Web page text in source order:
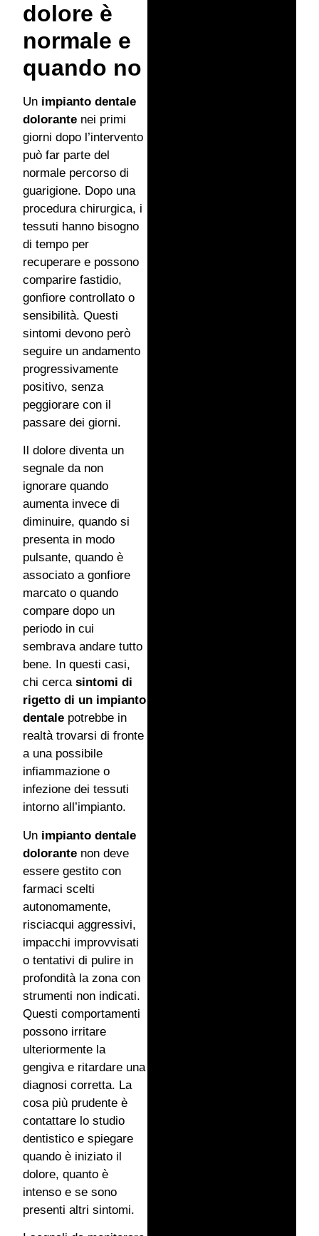
dolore è
normale e
quando no
Un impianto dentale
dolorante nei primi
giorni dopo l’intervento
può far parte del
normale percorso di
guarigione. Dopo una
procedura chirurgica, i
tessuti hanno bisogno
di tempo per
recuperare e possono
comparire fastidio,
gonfiore controllato o
sensibilità. Questi
sintomi devono però
seguire un andamento
progressivamente
positivo, senza
peggiorare con il
passare dei giorni.
Il dolore diventa un
segnale da non
ignorare quando
aumenta invece di
diminuire, quando si
presenta in modo
pulsante, quando è
associato a gonfiore
marcato o quando
compare dopo un
periodo in cui
sembrava andare tutto
bene. In questi casi,
chi cerca sintomi di
rigetto di un impianto
dentale potrebbe in
realtà trovarsi di fronte
a una possibile
infiammazione o
infezione dei tessuti
intorno all’impianto.
Un impianto dentale
dolorante non deve
essere gestito con
farmaci scelti
autonomamente,
risciacqui aggressivi,
impacchi improvvisati
o tentativi di pulire in
profondità la zona con
strumenti non indicati.
Questi comportamenti
possono irritare
ulteriormente la
gengiva e ritardare una
diagnosi corretta. La
cosa più prudente è
contattare lo studio
dentistico e spiegare
quando è iniziato il
dolore, quanto è
intenso e se sono
presenti altri sintomi.